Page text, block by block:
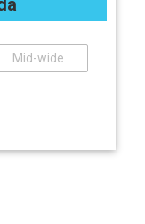
Mid-wide